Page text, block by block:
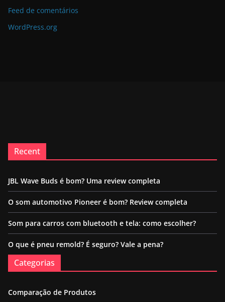
Feed de comentários
WordPress.org
Recent
JBL Wave Buds é bom? Uma review completa
O som automotivo Pioneer é bom? Review completa
Som para carros com bluetooth e tela: como escolher?
O que é pneu remold? É seguro? Vale a pena?
Categorias
Comparação de Produtos